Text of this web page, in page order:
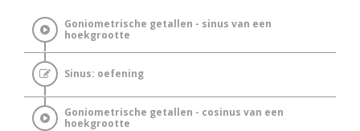
Goniometrische getallen - sinus van een
hoekgrootte
Sinus: oefening
Goniometrische getallen - cosinus van een
hoekgrootte